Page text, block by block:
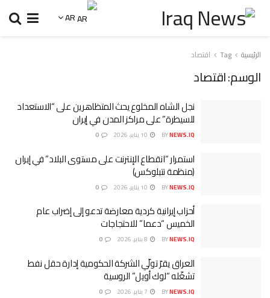
AR
الرئيسية Tag اقتصاد
الوسم:اقتصاد
نجل الشاه المخلوع يحث المتظاهرين على “الاستعداد
للسيطرة” على مراكز المدن في إيران
BYNEWS.IQ
استمرار “انقطاع الإنترنت على مستوى البلاد” في إيران
(منظمة نتبلوكس)
BYNEWS.IQ
أحزاب إيرانية كردية معارضة تدعو إلى إضراب عام
الخميس “دعما” للاحتجاجات
BYNEWS.IQ
العراق يقرّ تولّي الشركة الحكومية إدارة حقل نفط
تشغّله “لوك أويل” الروسية
BYNEWS.IQ